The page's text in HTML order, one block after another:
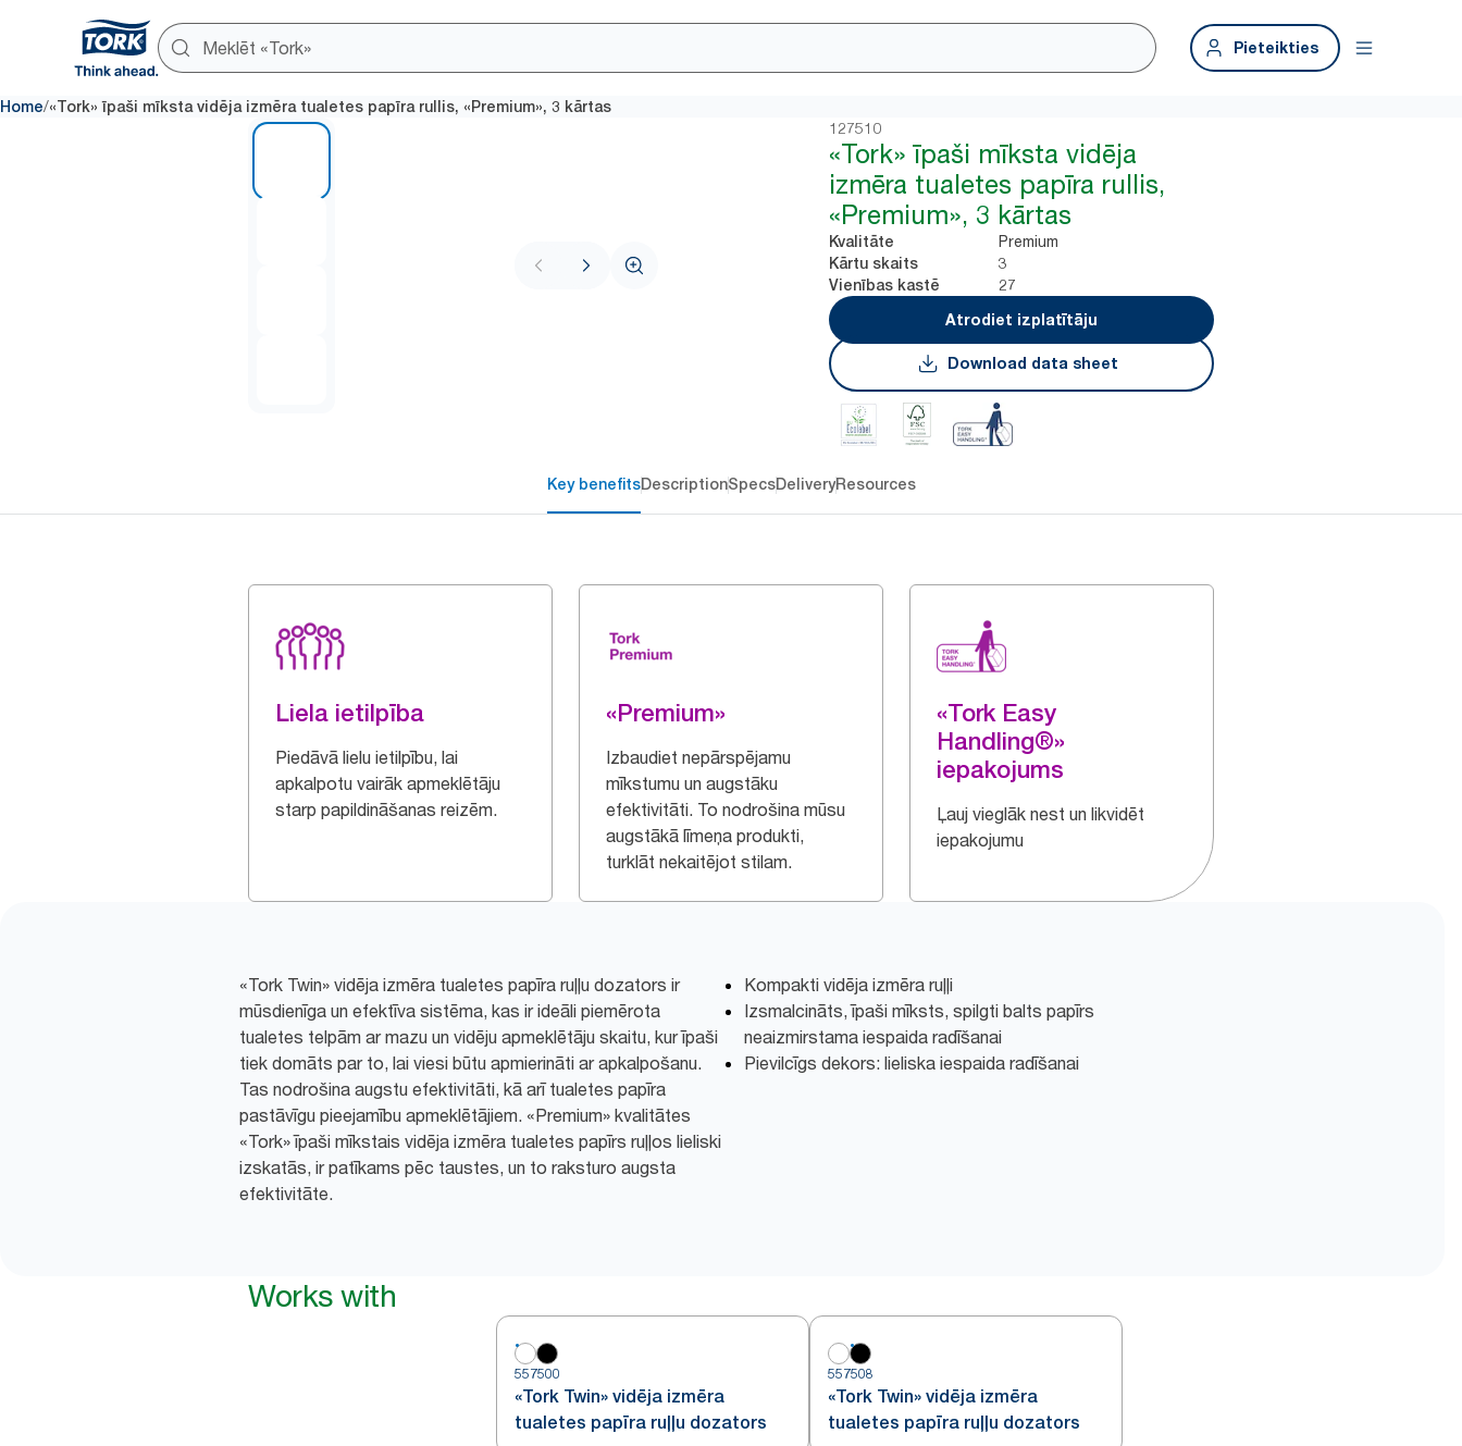
Pieteikties
Home/«Tork» īpaši mīksta vidēja izmēra tualetes papīra rullis, «Premium», 3 kārtas
127510
«Tork» īpaši mīksta vidēja
izmēra tualetes papīra rullis,
«Premium», 3 kārtas
Kvalitāte Premium
Kārtu skaits 3
Vienības kastē
27
Atrodiet izplatītāju
Download data sheet
Key benefitsDescriptionSpecsDeliveryResources
Liela ietilpība
Piedāvā lielu ietilpību, lai
apkalpotu vairāk apmeklētāju
starp papildināšanas reizēm.
«Premium»
Izbaudiet nepārspējamu
mīkstumu un augstāku
efektivitāti. To nodrošina mūsu
augstākā līmeņa produkti,
turklāt nekaitējot stilam.
«Tork Easy
Handling®»
iepakojums
Ļauj vieglāk nest un likvidēt
iepakojumu
«Tork Twin» vidēja izmēra tualetes papīra ruļļu dozators ir
mūsdienīga un efektīva sistēma, kas ir ideāli piemērota
tualetes telpām ar mazu un vidēju apmeklētāju skaitu, kur īpaši
tiek domāts par to, lai viesi būtu apmierināti ar apkalpošanu.
Tas nodrošina augstu efektivitāti, kā arī tualetes papīra
pastāvīgu pieejamību apmeklētājiem. «Premium» kvalitātes
«Tork» īpaši mīkstais vidēja izmēra tualetes papīrs ruļļos lieliski
izskatās, ir patīkams pēc taustes, un to raksturo augsta
efektivitāte.
Kompakti vidēja izmēra ruļļi
Izsmalcināts, īpaši mīksts, spilgti balts papīrs
neaizmirstama iespaida radīšanai
Pievilcīgs dekors: lieliska iespaida radīšanai
Works with
557500
«Tork Twin» vidēja izmēra
tualetes papīra ruļļu dozators
557508
«Tork Twin» vidēja izmēra
tualetes papīra ruļļu dozators